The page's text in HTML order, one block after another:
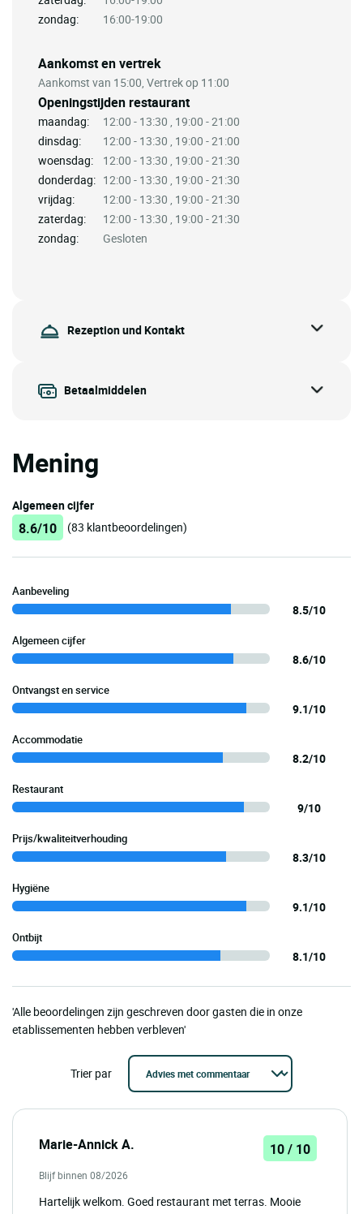
zondag:
16:00-19:00
Aankomst en vertrek
Aankomst van 15:00, Vertrek op 11:00
Openingstijden restaurant
maandag:
12:00 - 13:30 , 19:00 - 21:00
dinsdag:
12:00 - 13:30 , 19:00 - 21:00
woensdag:
12:00 - 13:30 , 19:00 - 21:30
donderdag: 12:00 - 13:30 , 19:00 - 21:30
vrijdag:
12:00 - 13:30 , 19:00 - 21:30
zaterdag:
12:00 - 13:30 , 19:00 - 21:30
zondag:
Gesloten
Rezeption und Kontakt
Betaalmiddelen
Mening
Algemeen cijfer
8.6/10 (83 klantbeoordelingen)
Aanbeveling
8.5/10
Algemeen cijfer
8.6/10
Ontvangst en service
9.1/10
Accommodatie
8.2/10
Restaurant
9/10
Prijs/kwaliteitverhouding
8.3/10
Hygiëne
9.1/10
Ontbijt
8.1/10
'Alle beoordelingen zijn geschreven door gasten die in onze
etablissementen hebben verbleven'
Trier par
Marie-Annick A. 10 / 10
Blijf binnen 08/2026
Hartelijk welkom. Goed restaurant met terras. Mooie